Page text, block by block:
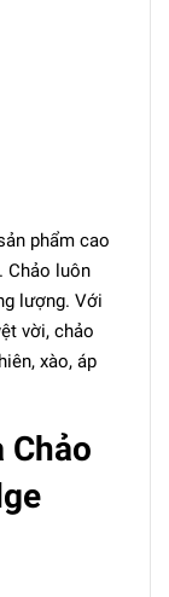
phẩm cao
Chảo luôn
lượng. Với
vời, chảo
xào, áp